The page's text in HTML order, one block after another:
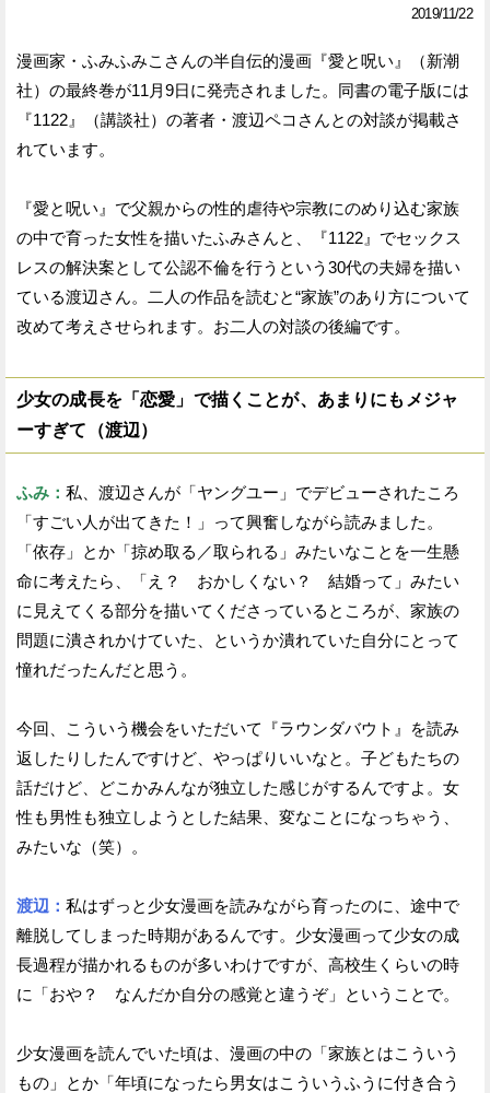
ェ
ア
ェ
ア
2019/11/22
漫画家・ふみふみこさんの半自伝的漫画『愛と呪い』（新潮
社）の最終巻が11月9日に発売されました。同書の電子版には
『1122』（講談社）の著者・渡辺ペコさんとの対談が掲載さ
れています。
『愛と呪い』で父親からの性的虐待や宗教にのめり込む家族
の中で育った女性を描いたふみさんと、『1122』でセックス
レスの解決案として公認不倫を行うという30代の夫婦を描い
ている渡辺さん。二人の作品を読むと“家族”のあり方について
改めて考えさせられます。お二人の対談の後編です。
少女の成長を「恋愛」で描くことが、あまりにもメジャ
ーすぎて（渡辺）
ふみ： 私、渡辺さんが「ヤングユー」でデビューされたころ
「すごい人が出てきた！」って興奮しながら読みました。
「依存」とか「掠め取る／取られる」みたいなことを一生懸
命に考えたら、「え？ おかしくない？ 結婚って」みたい
に見えてくる部分を描いてくださっているところが、家族の
問題に潰されかけていた、というか潰れていた自分にとって
憧れだったんだと思う。
今回、こういう機会をいただいて『ラウンダバウト』を読み
返したりしたんですけど、やっぱりいいなと。子どもたちの
話だけど、どこかみんなが独立した感じがするんですよ。女
性も男性も独立しようとした結果、変なことになっちゃう、
みたいな（笑）。
渡辺： 私はずっと少女漫画を読みながら育ったのに、途中で
離脱してしまった時期があるんです。少女漫画って少女の成
長過程が描かれるものが多いわけですが、高校生くらいの時
に「おや？ なんだか自分の感覚と違うぞ」ということで。
少女漫画を読んでいた頃は、漫画の中の「家族とはこういう
もの」とか「年頃になったら男女はこういうふうに付き合う